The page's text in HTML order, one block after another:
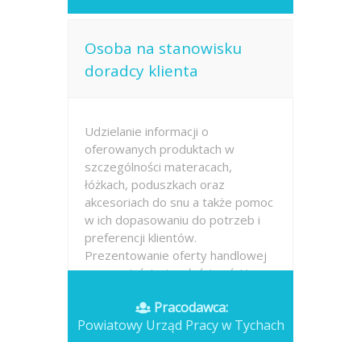
Osoba na stanowisku
doradcy klienta
Udzielanie informacji o
oferowanych produktach w
szczególności materacach,
łóżkach, poduszkach oraz
akcesoriach do snu a także pomoc
w ich dopasowaniu do potrzeb i
preferencji klientów.
Prezentowanie oferty handlowej
oraz wyjaśnianie właściwości i
Opublikowano: wczoraj
Pracodawca:
Powiatowy Urząd Pracy w Tychach